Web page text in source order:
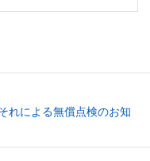
れによる無償点検のお知